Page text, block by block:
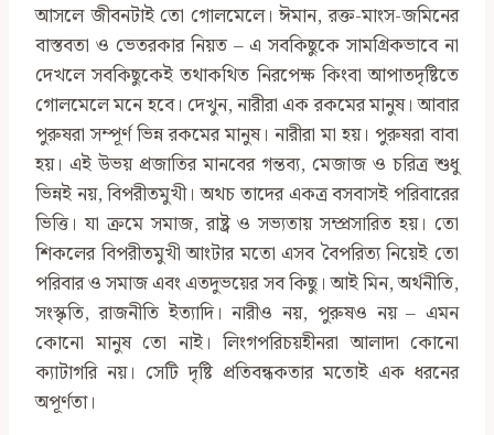
আসলে জীবনটাই তো গোলমেলে। ঈমান, রক্ত-মাংস-জমিনের
বাস্তবতা ও ভেতরকার নিয়ত – এ সবকিছুকে সামগ্রিকভাবে না
দেখলে সবকিছুকেই তথাকথিত নিরপেক্ষ কিংবা আপাতদৃষ্টিতে
গোলমেলে মনে হবে। দেখুন, নারীরা এক রকমের মানুষ। আবার
পুরুষরা সম্পূর্ণ ভিন্ন রকমের মানুষ। নারীরা মা হয়। পুরুষরা বাবা
হয়। এই উভয় প্রজাতির মানবের গন্তব্য, মেজাজ ও চরিত্র শুধু
ভিন্নই নয়, বিপরীতমুখী। অথচ তাদের একত্র বসবাসই পরিবারের
ভিত্তি। যা ক্রমে সমাজ, রাষ্ট্র ও সভ্যতায় সম্প্রসারিত হয়। তো
শিকলের বিপরীতমুখী আংটার মতো এসব বৈপরিত্য নিয়েই তো
পরিবার ও সমাজ এবং এতদুভয়ের সব কিছু। আই মিন, অর্থনীতি,
সংস্কৃতি, রাজনীতি ইত্যাদি। নারীও নয়, পুরুষও নয় – এমন
কোনো মানুষ তো নাই। লিংগপরিচয়হীনরা আলাদা কোনো
ক্যাটাগরি নয়। সেটি দৃষ্টি প্রতিবন্ধকতার মতোই এক ধরনের
অপূর্ণতা।